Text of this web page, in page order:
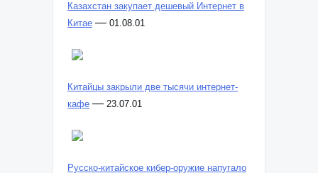
Казахстан закупает дешевый Интернет в
Китае — 01.08.01
Китайцы закрыли две тысячи интернет-
кафе — 23.07.01
Русско-китайское кибер-оружие напугало